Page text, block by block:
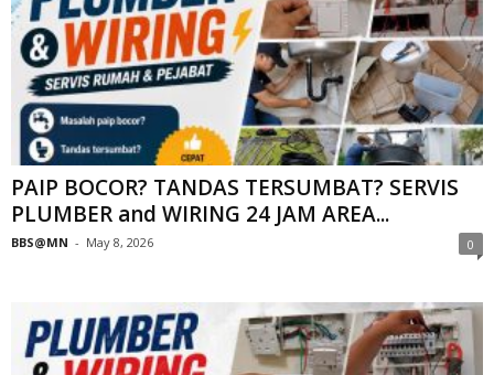
PAIP BOCOR? TANDAS TERSUMBAT? SERVIS
PLUMBER and WIRING 24 JAM AREA...
BBS@MN - May 8, 2026 0